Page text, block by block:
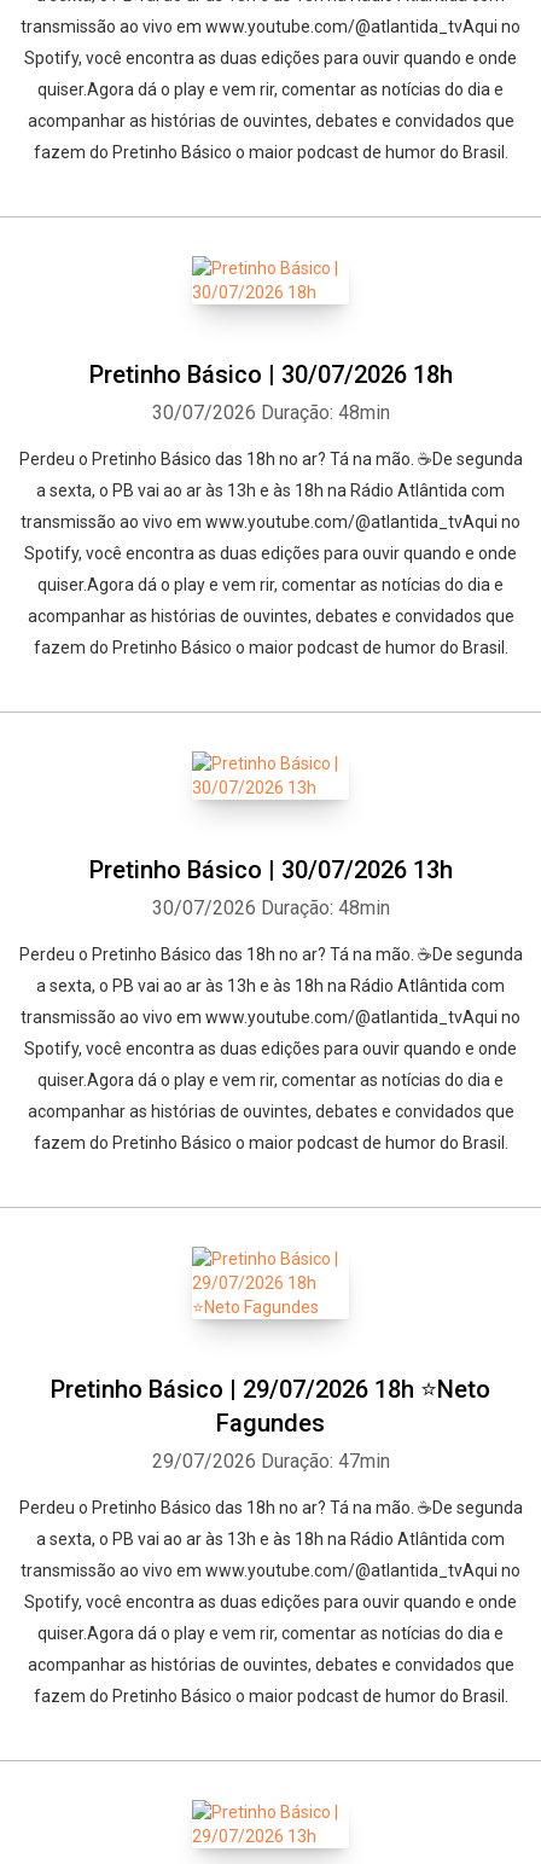
transmissão ao vivo em www.youtube.com/@atlantida_tvAqui no
Spotify, você encontra as duas edições para ouvir quando e onde
quiser.Agora dá o play e vem rir, comentar as notícias do dia e
acompanhar as histórias de ouvintes, debates e convidados que
fazem do Pretinho Básico o maior podcast de humor do Brasil.
Pretinho Básico | 30/07/2026 18h
30/07/2026 Duração: 48min
Perdeu o Pretinho Básico das 18h no ar? Tá na mão. ☕De segunda
a sexta, o PB vai ao ar às 13h e às 18h na Rádio Atlântida com
transmissão ao vivo em www.youtube.com/@atlantida_tvAqui no
Spotify, você encontra as duas edições para ouvir quando e onde
quiser.Agora dá o play e vem rir, comentar as notícias do dia e
acompanhar as histórias de ouvintes, debates e convidados que
fazem do Pretinho Básico o maior podcast de humor do Brasil.
Pretinho Básico | 30/07/2026 13h
30/07/2026 Duração: 48min
Perdeu o Pretinho Básico das 18h no ar? Tá na mão. ☕De segunda
a sexta, o PB vai ao ar às 13h e às 18h na Rádio Atlântida com
transmissão ao vivo em www.youtube.com/@atlantida_tvAqui no
Spotify, você encontra as duas edições para ouvir quando e onde
quiser.Agora dá o play e vem rir, comentar as notícias do dia e
acompanhar as histórias de ouvintes, debates e convidados que
fazem do Pretinho Básico o maior podcast de humor do Brasil.
Pretinho Básico | 29/07/2026 18h ⭐Neto
Fagundes
29/07/2026 Duração: 47min
Perdeu o Pretinho Básico das 18h no ar? Tá na mão. ☕De segunda
a sexta, o PB vai ao ar às 13h e às 18h na Rádio Atlântida com
transmissão ao vivo em www.youtube.com/@atlantida_tvAqui no
Spotify, você encontra as duas edições para ouvir quando e onde
quiser.Agora dá o play e vem rir, comentar as notícias do dia e
acompanhar as histórias de ouvintes, debates e convidados que
fazem do Pretinho Básico o maior podcast de humor do Brasil.
Whatsapp Facebook E-mail